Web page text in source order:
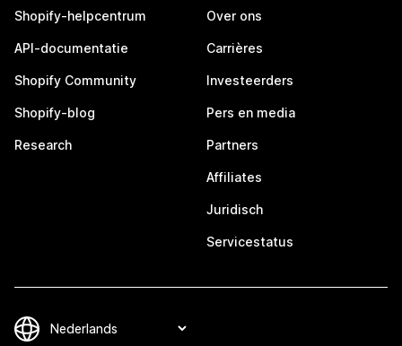
Shopify-helpcentrum
API-documentatie
Shopify Community
Shopify-blog
Research
Over ons
Carrières
Investeerders
Pers en media
Partners
Affiliates
Juridisch
Servicestatus